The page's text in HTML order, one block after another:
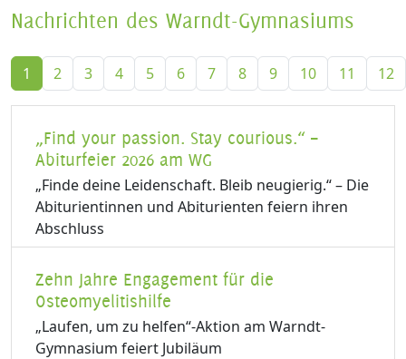
Nachrichten des Warndt-Gymnasiums
1 2 3 4 5 6 7 8 9 10 11 12
„Find your passion. Stay courious.“ –
Abiturfeier 2026 am WG
„Finde deine Leidenschaft. Bleib neugierig.“ – Die
Abiturientinnen und Abiturienten feiern ihren
Abschluss
Zehn Jahre Engagement für die
Osteomyelitishilfe
„Laufen, um zu helfen“-Aktion am Warndt-
Gymnasium feiert Jubiläum